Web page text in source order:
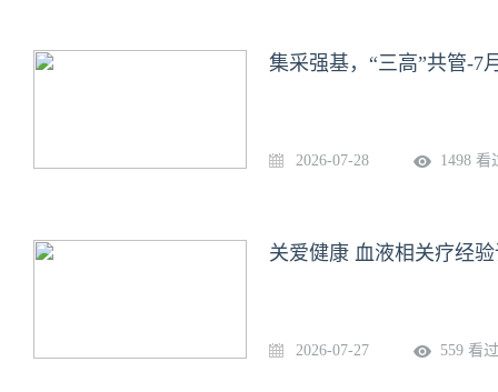
集采强基，“三高”共管-7
2026-07-28 1498 看
关爱健康 血液相关疗经
2026-07-27 559 看过